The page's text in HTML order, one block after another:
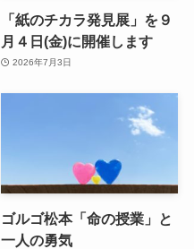
「紙のチカラ発見展」を９
月４日(金)に開催します
2026年7月3日
ゴルゴ松本「命の授業」と
一人の勇気